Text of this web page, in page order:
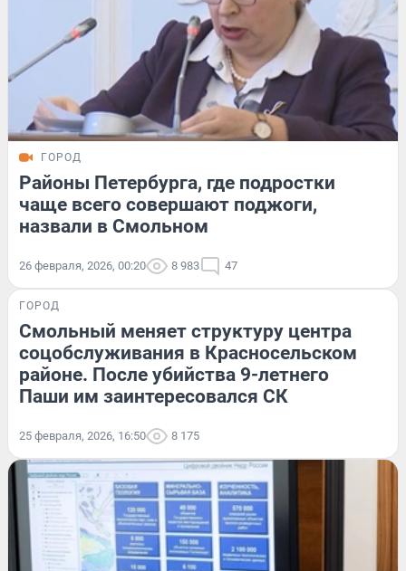
ГОРОД
Районы Петербурга, где подростки
чаще всего совершают поджоги,
назвали в Смольном
26 февраля, 2026, 00:20 8 983 47
ГОРОД
Смольный меняет структуру центра
соцобслуживания в Красносельском
районе. После убийства 9-летнего
Паши им заинтересовался СК
25 февраля, 2026, 16:50 8 175